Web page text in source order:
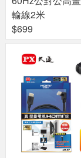
輸線2米
$699